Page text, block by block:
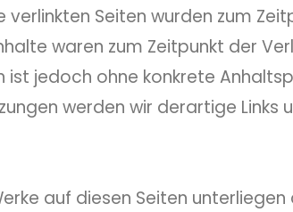
Seiten wurden zum
waren zum Zeitpunkt der
jedoch ohne konkrete
werden wir derartige Links
auf diesen Seiten